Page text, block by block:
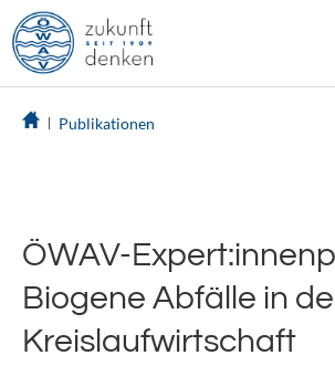
Publikationen
ÖWAV-
Biogene Abfälle in
Kreislaufwirtschaft